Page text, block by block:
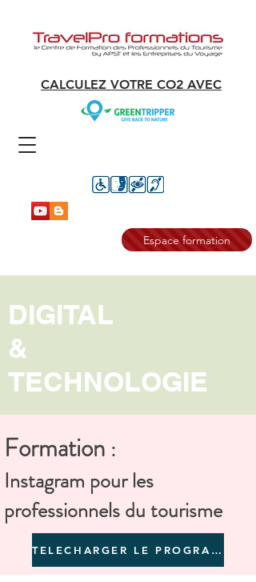
CALCULEZ VOTRE CO2 AVEC
Espace formation
DIGITAL
&
TECHNOLOGIE
Formation :
Instagram pour les
professionnels du tourisme
TELECHARGER LE PROGRAMME